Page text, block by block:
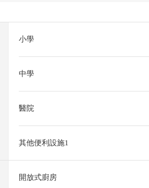
小學
中學
醫院
其他便利設施1
開放式廚房